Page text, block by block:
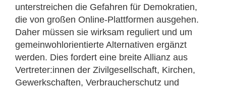
unterstreichen die Gefahren für Demokratien,
die von großen Online-Plattformen ausgehen.
Daher müssen sie wirksam reguliert und um
gemeinwohlorientierte Alternativen ergänzt
werden. Dies fordert eine breite Allianz aus
Vertreter:innen der Zivilgesellschaft, Kirchen,
Gewerkschaften, Verbraucherschutz und